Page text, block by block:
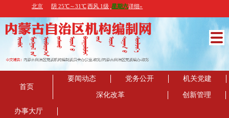
首页
要闻动态 党务公开 机关党建
深化改革 创新管理
办事大厅